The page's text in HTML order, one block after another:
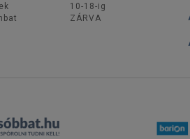
10-18-ig
ZÁRVA